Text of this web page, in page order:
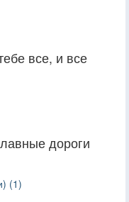
все, и все
дороги
(1)